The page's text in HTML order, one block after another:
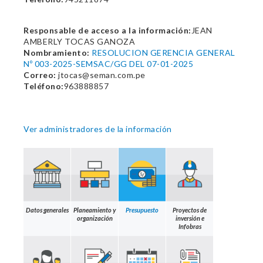
Responsable de acceso a la información: JEAN
AMBERLY TOCAS GANOZA
Nombramiento: RESOLUCION GERENCIA GENERAL
Nº 003-2025-SEMSAC/GG DEL 07-01-2025
Correo: jtocas@seman.com.pe
Teléfono:963888857
Ver administradores de la información
Datos generales
Planeamiento y
organización
Presupuesto
Proyectos de
inversión e
Infobras